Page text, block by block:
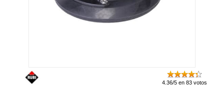
4.36/5 en 83 votos